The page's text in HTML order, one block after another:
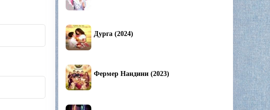
Дурга (2024)
Фермер Нандини (2023)